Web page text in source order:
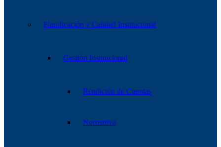
Planificación y Calidad Institucional
Gestión Institucional
Rendición de Cuentas
Normativa